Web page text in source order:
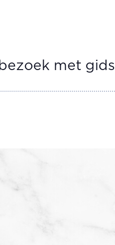
met gids